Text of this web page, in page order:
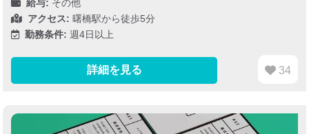
給与: その他
アクセス: 曙橋駅から徒歩5分
勤務条件: 週4日以上
詳細を見る 34